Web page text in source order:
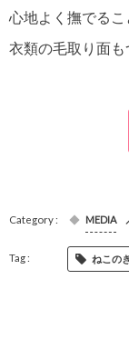
心地よく撫でるこ
衣類の毛取り面
MEDIA
ねこの